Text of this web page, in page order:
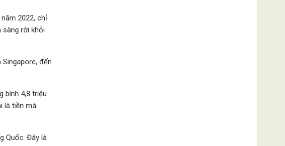
2022, chỉ
sàng rời khỏi
đến
bình 4,8 triệu
là tiền mà
Quốc. Đây là